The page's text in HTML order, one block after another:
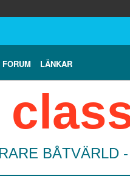
FORUM LÄNKAR
BÅTVÄRLD